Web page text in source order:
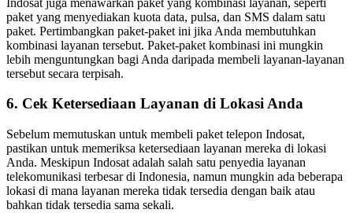
paket yang menyediakan kuota data, pulsa, dan SMS dalam satu
paket. Pertimbangkan paket-paket ini jika Anda membutuhkan
kombinasi layanan tersebut. Paket-paket kombinasi ini mungkin
lebih menguntungkan bagi Anda daripada membeli layanan-layanan
tersebut secara terpisah.
6. Cek Ketersediaan Layanan di Lokasi Anda
Sebelum memutuskan untuk membeli paket telepon Indosat,
pastikan untuk memeriksa ketersediaan layanan mereka di lokasi
Anda. Meskipun Indosat adalah salah satu penyedia layanan
telekomunikasi terbesar di Indonesia, namun mungkin ada beberapa
lokasi di mana layanan mereka tidak tersedia dengan baik atau
bahkan tidak tersedia sama sekali.